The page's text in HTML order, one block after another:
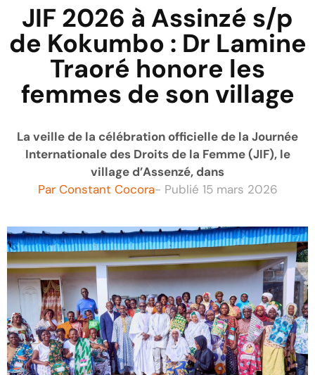
JIF 2026 à Assinzé s/p
de Kokumbo : Dr Lamine
Traoré honore les
femmes de son village
La veille de la célébration officielle de la Journée
Internationale des Droits de la Femme (JIF), le
village d’Assenzé, dans
Par Constant Cocora- Publié 15 mars 2026